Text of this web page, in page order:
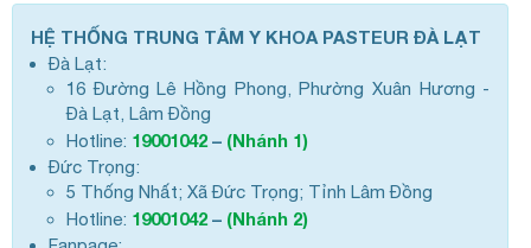
HỆ THỐNG TRUNG TÂM Y KHOA PASTEUR ĐÀ LẠT
Đà Lạt:
16 Đường Lê Hồng Phong, Phường Xuân Hương -
Đà Lạt, Lâm Đồng
Hotline: 19001042 – (Nhánh 1)
Đức Trọng:
5 Thống Nhất; Xã Đức Trọng; Tỉnh Lâm Đồng
Hotline: 19001042 – (Nhánh 2)